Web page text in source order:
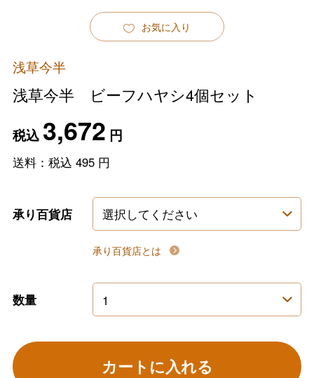
お気に入り
浅草今半
浅草今半 ビーフハヤシ4個セット
税込3,672 円
送料：税込 495円
承り百貨店
承り百貨店とは
数量
カートに入れる